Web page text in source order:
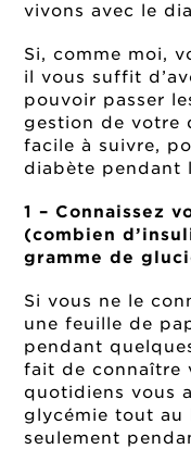
vivons avec le
Si, comme moi,
il vous suffit
pouvoir passer
gestion de votre
facile à suivre,
diabète pendant
1 – Connaissez
(combien
gramme de
Si vous ne le
une feuille de
pendant
fait de connaître
quotidiens vous
glycémie tout au
seulement